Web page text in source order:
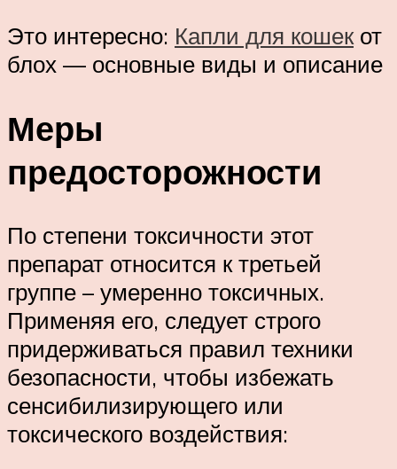
Это интересно: Капли для кошек от
блох — основные виды и описание
Меры
предосторожности
По степени токсичности этот
препарат относится к третьей
группе – умеренно токсичных.
Применяя его, следует строго
придерживаться правил техники
безопасности, чтобы избежать
сенсибилизирующего или
токсического воздействия: